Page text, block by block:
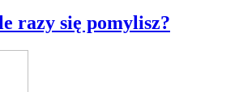
razy się pomylisz?